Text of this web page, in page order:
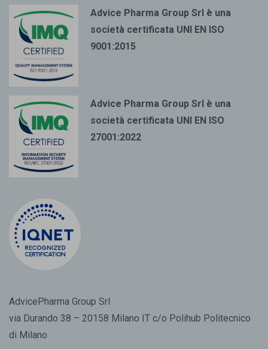
Advice Pharma Group Srl è una
società certificata UNI EN ISO
9001:2015
Advice Pharma Group Srl è una
società certificata UNI EN ISO
27001:2022
AdvicePharma Group Srl
via Durando 38 – 20158 Milano IT c/o Polihub Politecnico
di Milano